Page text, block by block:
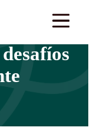
del cambio constante